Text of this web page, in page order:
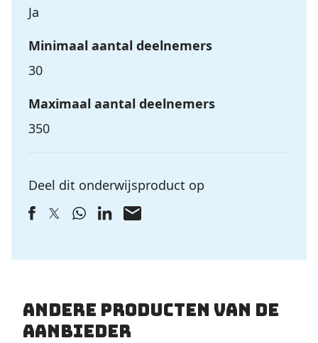
Ja
Minimaal aantal deelnemers
30
Maximaal aantal deelnemers
350
Deel dit onderwijsproduct op
Andere producten van de
aanbieder